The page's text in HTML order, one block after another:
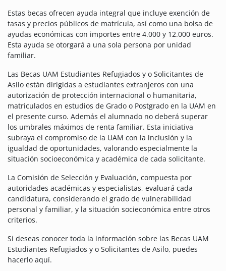
Estas becas ofrecen ayuda integral que incluye exención de
tasas y precios públicos de matrícula, así como una bolsa de
ayudas económicas con importes entre 4.000 y 12.000 euros.
Esta ayuda se otorgará a una sola persona por unidad
familiar.
Las Becas UAM Estudiantes Refugiados y o Solicitantes de
Asilo están dirigidas a estudiantes extranjeros con una
autorización de protección internacional o humanitaria,
matriculados en estudios de Grado o Postgrado en la UAM en
el presente curso. Además el alumnado no deberá superar
los umbrales máximos de renta familiar. Esta iniciativa
subraya el compromiso de la UAM con la inclusión y la
igualdad de oportunidades, valorando especialmente la
situación socioeconómica y académica de cada solicitante.
La Comisión de Selección y Evaluación, compuesta por
autoridades académicas y especialistas, evaluará cada
candidatura, considerando el grado de vulnerabilidad
personal y familiar, y la situación socieconómica entre otros
criterios.
Si deseas conocer toda la información sobre las Becas UAM
Estudiantes Refugiados y o Solicitantes de Asilo, puedes
hacerlo aquí.